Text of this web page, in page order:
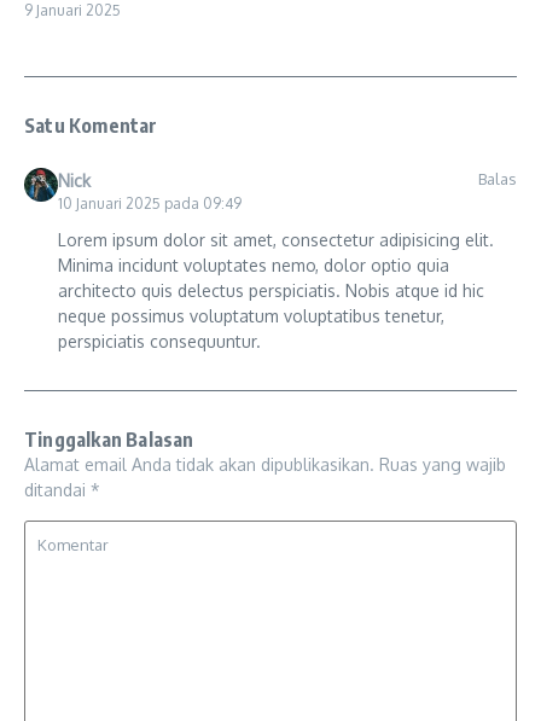
9 Januari 2025
Satu Komentar
Nick
10 Januari 2025 pada 09:49
Balas
Lorem ipsum dolor sit amet, consectetur adipisicing elit.
Minima incidunt voluptates nemo, dolor optio quia
architecto quis delectus perspiciatis. Nobis atque id hic
neque possimus voluptatum voluptatibus tenetur,
perspiciatis consequuntur.
Tinggalkan Balasan
Alamat email Anda tidak akan dipublikasikan. Ruas yang wajib
ditandai *